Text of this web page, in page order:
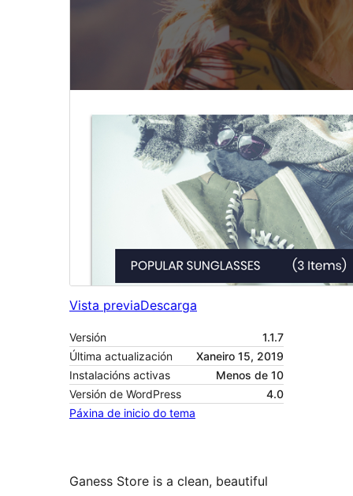
Vista previaDescarga
Versión
1.1.7
Última actualización
Xaneiro 15, 2019
Instalacións activas
Menos de 10
Versión de WordPress
4.0
Páxina de inicio do tema
Ganess Store is a clean, beautiful